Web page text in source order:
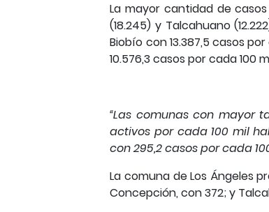
La mayor cantidad de
(18.245) y Talcahuano
Biobío con 13.387,5 casos
10.576,3 casos por cada
“Las comunas con mayor
activos por cada 100 mil
con 295,2 casos por cada
La comuna de Los Ángeles
Concepción, con 372; y